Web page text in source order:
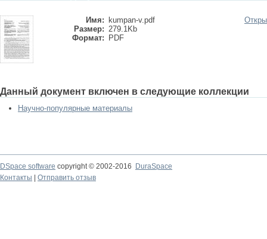
Имя:
kumpan-v.pdf
Размер: 279.1Kb
Формат:
PDF
Данный документ включен в следующие коллекции
Научно-популярные материалы
DSpace software copyright © 2002-2016
DuraSpace
Контакты
Отправить отзыв